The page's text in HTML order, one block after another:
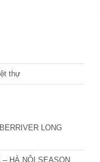
thự
LONG
HÀ NỘI SEASON